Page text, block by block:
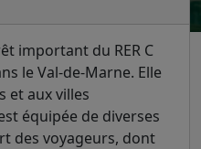
important du RER C
le Val-de-Marne. Elle
et aux villes
équipée de diverses
des voyageurs, dont